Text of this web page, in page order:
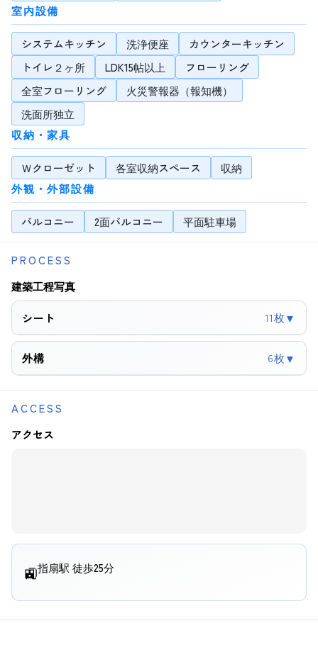
室内設備
システムキッチン 洗浄便座
カウンターキッチン
トイレ２ヶ所
LDK15帖以上
フローリング
全室フローリング
火災警報器（報知機）
洗面所独立
収納・家具
Ｗクローゼット 各室収納スペース
収納
外観・外部設備
バルコニー 2面バルコニー 平面駐車場
PROCESS
建築工程写真
シート 11枚▼
外構 6枚▼
ACCESS
アクセス
🚉指扇駅 徒歩25分